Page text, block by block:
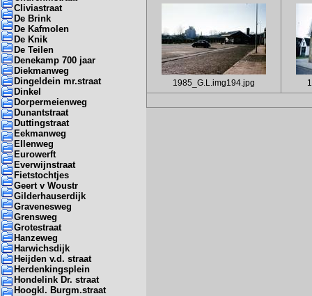
Cliviastraat
De Brink
De Kafmolen
De Knik
De Teilen
Denekamp 700 jaar
Diekmanweg
Dingeldein mr.straat
Dinkel
Dorpermeienweg
Dunantstraat
Duttingstraat
Eekmanweg
Ellenweg
Eurowerft
Everwijnstraat
Fietstochtjes
Geert v Woustr
Gilderhauserdijk
Gravenesweg
Grensweg
Grotestraat
Hanzeweg
Harwichsdijk
Heijden v.d. straat
Herdenkingsplein
Hondelink Dr. straat
Hoogkl. Burgm.straat
1985_G.L.img194.jpg